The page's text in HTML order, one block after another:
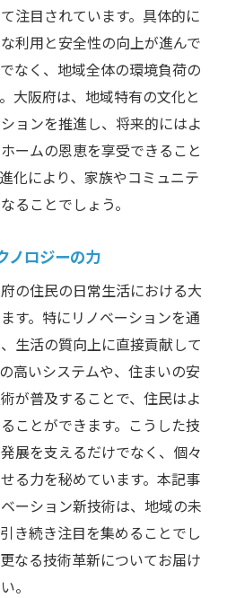
注目されています。具体的に
利用と安全性の向上が進んで
なく、地域全体の環境負荷の
大阪府は、地域特有の文化と
ョンを推進し、将来的にはよ
ームの恩恵を享受できること
化により、家族やコミュニテ
ることでしょう。
ノロジーの力
の住民の日常生活における大
す。特にリノベーションを通
生活の質向上に直接貢献して
高いシステムや、住まいの安
が普及することで、住民はよ
ことができます。こうした技
展を支えるだけでなく、個々
る力を秘めています。本記事
ーション新技術は、地域の未
き続き注目を集めることでし
なる技術革新についてお届け
。